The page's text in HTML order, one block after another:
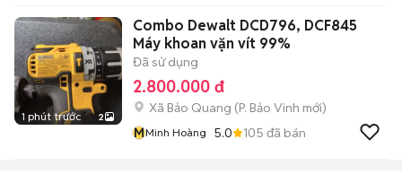
1 phút trước 2
Combo Dewalt DCD796, DCF845
Máy khoan vặn vít 99%
Đã sử dụng
2.800.000 đ
Xã Bảo Quang (P. Bảo Vinh mới)
MMinh Hoàng 5.0 105 đã bán